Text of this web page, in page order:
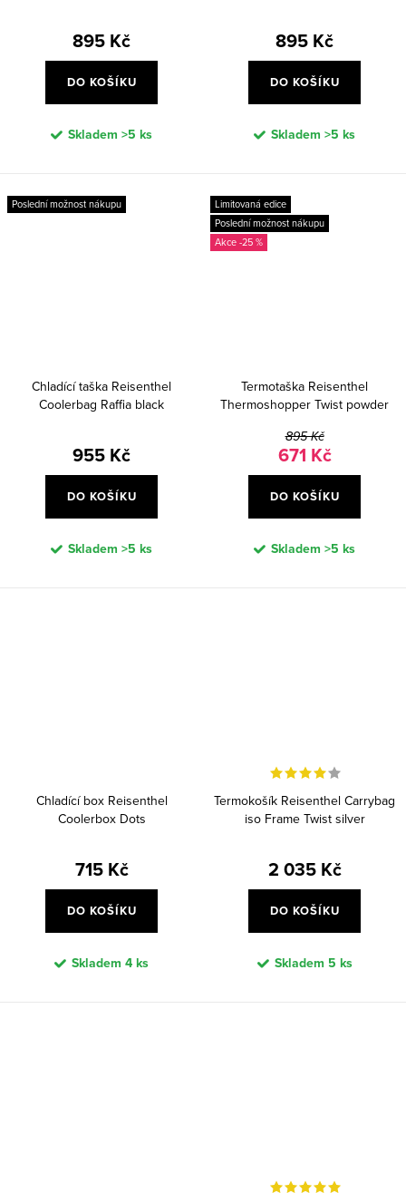
895 Kč
DO KOŠÍKU
Skladem >5 ks
895 Kč
DO KOŠÍKU
Skladem >5 ks
Poslední možnost nákupu
Chladící taška Reisenthel
Coolerbag Raffia black
955 Kč
DO KOŠÍKU
Skladem >5 ks
Limitovaná edice
Poslední možnost nákupu
-25 %
Termotaška Reisenthel
Thermoshopper Twist powder
895 Kč
671 Kč
DO KOŠÍKU
Skladem >5 ks
Chladící box Reisenthel
Coolerbox Dots
715 Kč
DO KOŠÍKU
Skladem 4 ks
Termokošík Reisenthel Carrybag
iso Frame Twist silver
2 035 Kč
DO KOŠÍKU
Skladem 5 ks